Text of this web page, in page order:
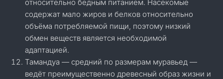
относительно бедным питанием. Насекомые
содержат мало жиров и белков относительно
объёма потребляемой пищи, поэтому низкий
обмен веществ является необходимой
адаптацией.
Тамандуа — средний по размерам муравьед —
ведёт преимущественно древесный образ жизни и